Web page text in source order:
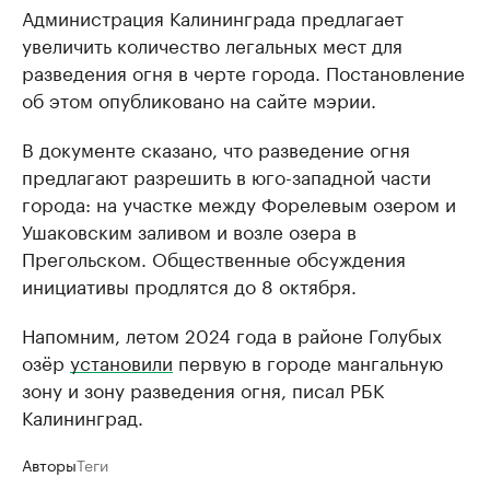
Администрация Калининграда предлагает
увеличить количество легальных мест для
разведения огня в черте города. Постановление
об этом опубликовано на сайте мэрии.
В документе сказано, что разведение огня
предлагают разрешить в юго-западной части
города: на участке между Форелевым озером и
Ушаковским заливом и возле озера в
Прегольском. Общественные обсуждения
инициативы продлятся до 8 октября.
Напомним, летом 2024 года в районе Голубых
озёр установили первую в городе мангальную
зону и зону разведения огня, писал РБК
Калининград.
АвторыТеги